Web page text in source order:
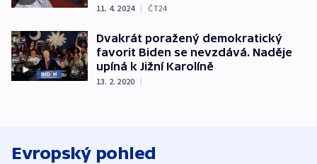
11. 4. 2024 | ČT24
Dvakrát poražený demokratický
favorit Biden se nevzdává. Naděje
upíná k Jižní Karolíně
13. 2. 2020 |
Evropský pohled